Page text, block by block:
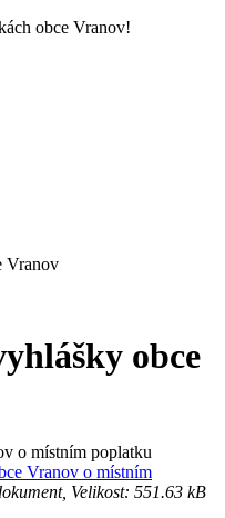
obce Vranov!
Vranov
obce
o místním poplatku
Vranov o místním
Velikost: 551.63 kB